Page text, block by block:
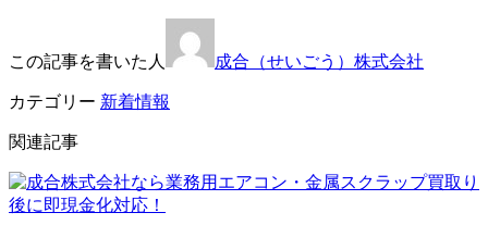
この記事を書いた人 成合（せいごう）株式会社
カテゴリー 新着情報
関連記事